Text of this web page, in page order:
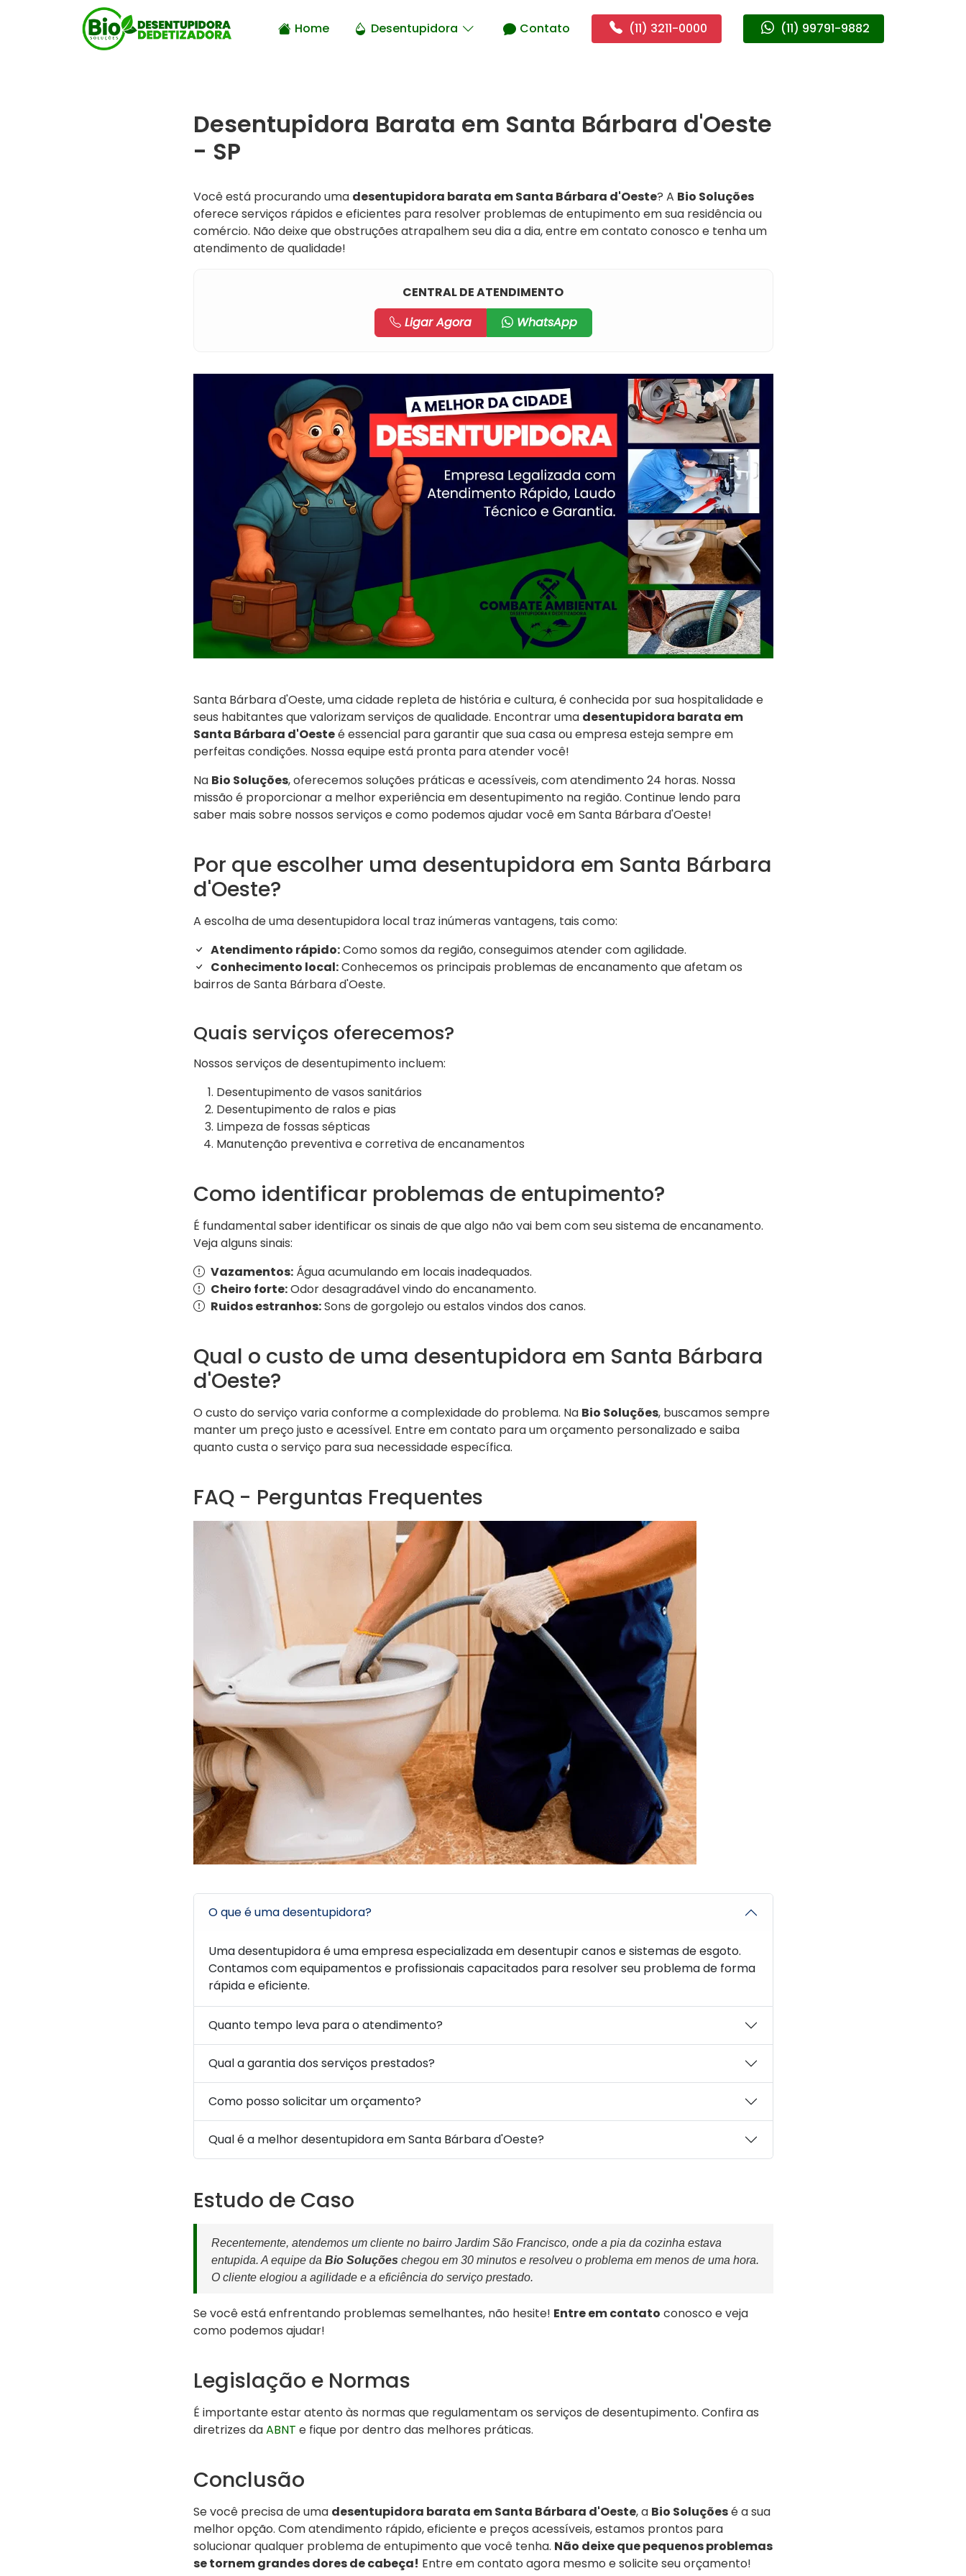
Home Desentupidora Contato (11) 3211-0000 (11) 99791-9882
Desentupidora Barata em Santa Bárbara d'Oeste
- SP
Você está procurando uma desentupidora barata em Santa Bárbara d'Oeste? A Bio Soluções
oferece serviços rápidos e eficientes para resolver problemas de entupimento em sua residência ou
comércio. Não deixe que obstruções atrapalhem seu dia a dia, entre em contato conosco e tenha um
atendimento de qualidade!
CENTRAL DE ATENDIMENTO
Ligar Agora
WhatsApp
Santa Bárbara d'Oeste, uma cidade repleta de história e cultura, é conhecida por sua hospitalidade e
seus habitantes que valorizam serviços de qualidade. Encontrar uma desentupidora barata em
Santa Bárbara d'Oesteé essencial para garantir que sua casa ou empresa esteja sempre em
perfeitas condições. Nossa equipe está pronta para atender você!
Na Bio Soluções, oferecemos soluções práticas e acessíveis, com atendimento 24 horas. Nossa
missão é proporcionar a melhor experiência em desentupimento na região. Continue lendo para
saber mais sobre nossos serviços e como podemos ajudar você em Santa Bárbara d'Oeste!
Por que escolher uma desentupidora em Santa Bárbara
d'Oeste?
A escolha de uma desentupidora local traz inúmeras vantagens, tais como:
Atendimento rápido:Como somos da região, conseguimos atender com agilidade.
Conhecimento local:Conhecemos os principais problemas de encanamento que afetam os
bairros de Santa Bárbara d'Oeste.
Quais serviços oferecemos?
Nossos serviços de desentupimento incluem:
Desentupimento de vasos sanitários
Desentupimento de ralos e pias
Limpeza de fossas sépticas
Manutenção preventiva e corretiva de encanamentos
Como identificar problemas de entupimento?
É fundamental saber identificar os sinais de que algo não vai bem com seu sistema de encanamento.
Veja alguns sinais:
Vazamentos:Água acumulando em locais inadequados.
Cheiro forte:Odor desagradável vindo do encanamento.
Ruidos estranhos:Sons de gorgolejo ou estalos vindos dos canos.
Qual o custo de uma desentupidora em Santa Bárbara
d'Oeste?
O custo do serviço varia conforme a complexidade do problema. Na Bio Soluções, buscamos sempre
manter um preço justo e acessível. Entre em contato para um orçamento personalizado e saiba
quanto custa o serviço para sua necessidade específica.
FAQ - Perguntas Frequentes
O que é uma desentupidora?
Uma desentupidora é uma empresa especializada em desentupir canos e sistemas de esgoto.
Contamos com equipamentos e profissionais capacitados para resolver seu problema de forma
rápida e eficiente.
Quanto tempo leva para o atendimento?
Qual a garantia dos serviços prestados?
Como posso solicitar um orçamento?
Qual é a melhor desentupidora em Santa Bárbara d'Oeste?
Estudo de Caso
Recentemente, atendemos um cliente no bairro Jardim São Francisco, onde a pia da cozinha estava
entupida. A equipe da Bio Soluções chegou em 30 minutos e resolveu o problema em menos de uma hora.
O cliente elogiou a agilidade e a eficiência do serviço prestado.
Se você está enfrentando problemas semelhantes, não hesite! Entre em contato conosco e veja
como podemos ajudar!
Legislação e Normas
É importante estar atento às normas que regulamentam os serviços de desentupimento. Confira as
diretrizes daABNT e fique por dentro das melhores práticas.
Conclusão
Se você precisa de uma desentupidora barata em Santa Bárbara d'Oeste, a Bio Soluçõesé a sua
melhor opção. Com atendimento rápido, eficiente e preços acessíveis, estamos prontos para
solucionar qualquer problema de entupimento que você tenha. Não deixe que pequenos problemas
se tornem grandes dores de cabeça! Entre em contato agora mesmo e solicite seu orçamento!